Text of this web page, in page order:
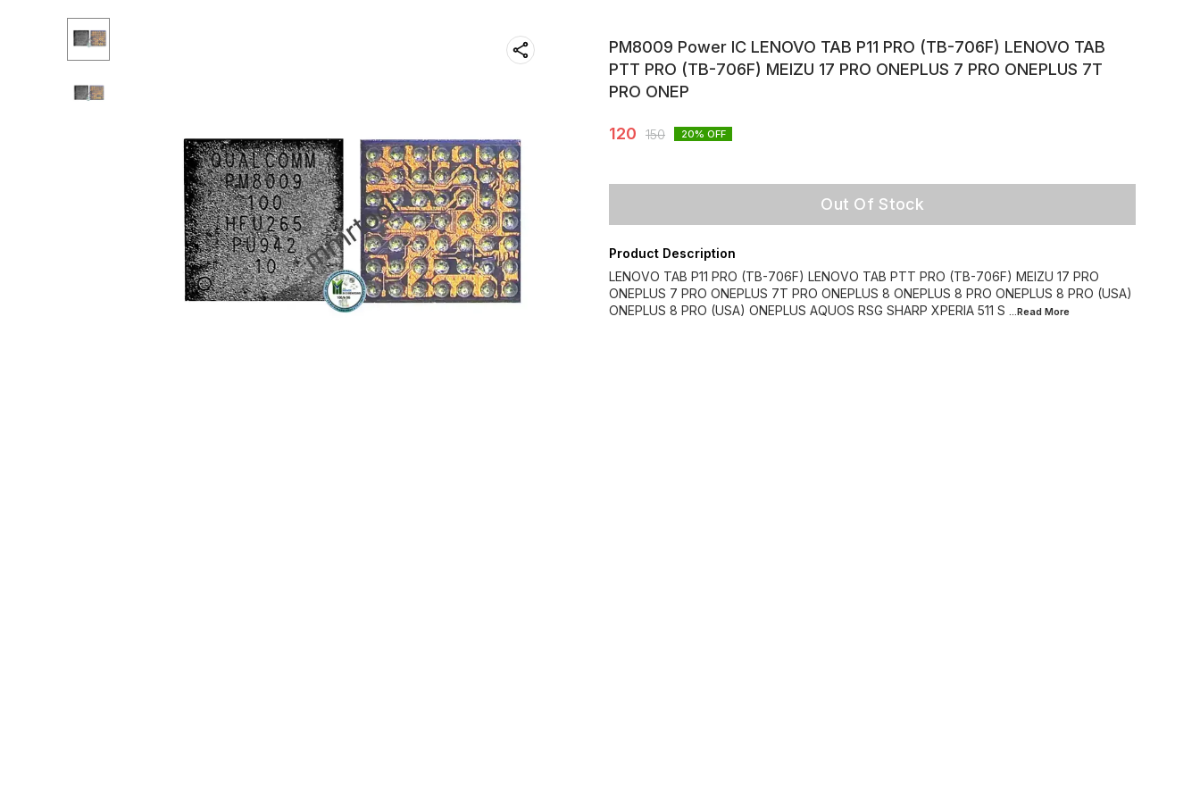
PM8009 Power IC LENOVO TAB P11 PRO (TB-706F) LENOVO TAB
PTT PRO (TB-706F) MEIZU 17 PRO ONEPLUS 7 PRO ONEPLUS 7T
PRO ONEP
120 150 20% OFF
Out Of Stock
Product Description
LENOVO TAB P11 PRO (TB-706F) LENOVO TAB PTT PRO (TB-706F) MEIZU 17 PRO
ONEPLUS 7 PRO ONEPLUS 7T PRO ONEPLUS 8 ONEPLUS 8 PRO ONEPLUS 8 PRO (USA)
ONEPLUS 8 PRO (USA) ONEPLUS AQUOS RSG SHARP XPERIA 511 S ...Read More